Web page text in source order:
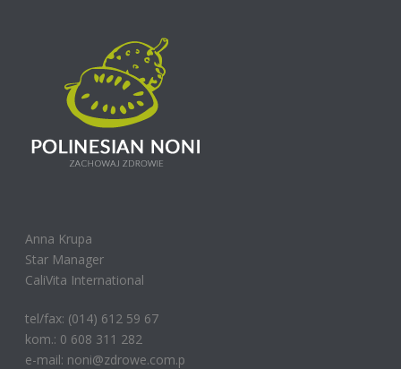
Anna Krupa
Star Manager
CaliVita International
tel/fax: (014) 612 59 67
kom.: 0 608 311 282
e-mail: noni@zdrowe.com.p